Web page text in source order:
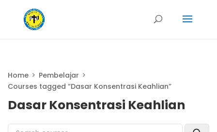
Home
Pembelajar
Courses tagged “Dasar Konsentrasi Keahlian”
Dasar Konsentrasi Keahlian